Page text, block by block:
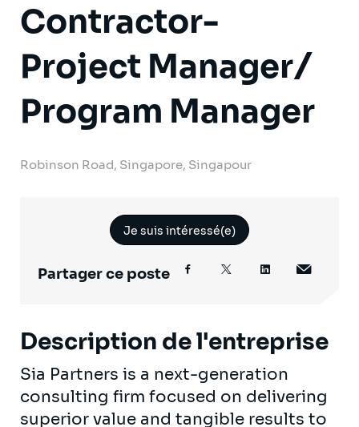
Contractor-
Project Manager/
Program Manager
Robinson Road, Singapore, Singapour
Je suis intéressé(e)
Partager ce poste
Description de l'entreprise
Sia Partners is a next-generation
consulting firm focused on delivering
superior value and tangible results to